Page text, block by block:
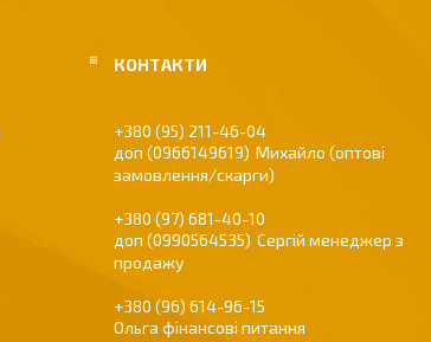
+380 (95) 211-46-04
0966149619
Михайло (оптові
замовлення/скарги)
+380 (97) 681-40-10
0990564535
Сергій менеджер з
продажу
+380 (96) 614-96-15
Ольга фінансові питання